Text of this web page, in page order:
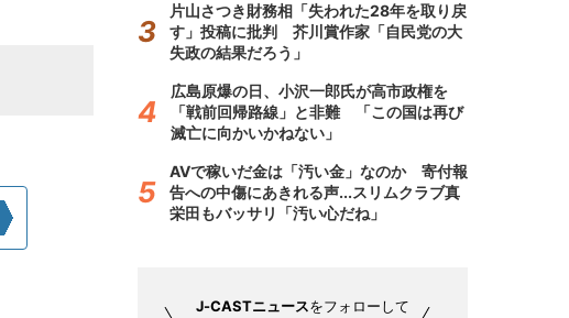
片山さつき財務相「失われた28年を取り戻
す」投稿に批判 芥川賞作家「自民党の大
失政の結果だろう」
広島原爆の日、小沢一郎氏が高市政権を
「戦前回帰路線」と非難 「この国は再び
滅亡に向かいかねない」
AVで稼いだ金は「汚い金」なのか 寄付報
告への中傷にあきれる声...スリムクラブ真
栄田もバッサリ「汚い心だね」
J-CASTニュースをフォローして